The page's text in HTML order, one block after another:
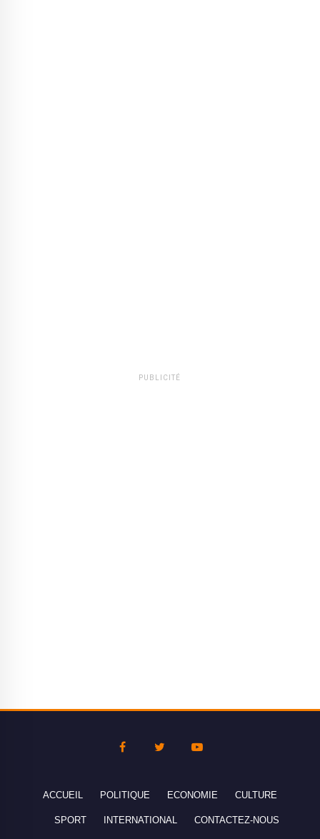
PUBLICITÉ
ACCUEIL POLITIQUE ECONOMIE CULTURE
SPORT INTERNATIONAL CONTACTEZ-NOUS